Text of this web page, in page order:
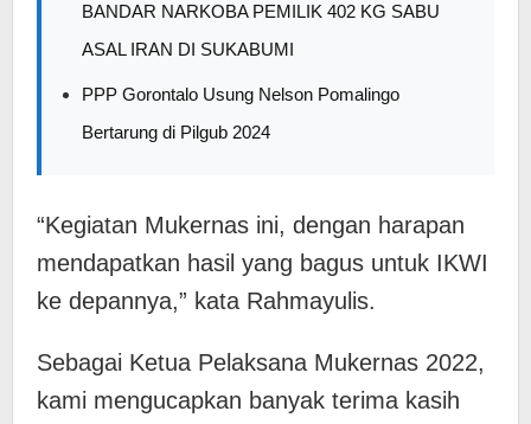
BANDAR NARKOBA PEMILIK 402 KG SABU
ASAL IRAN DI SUKABUMI
PPP Gorontalo Usung Nelson Pomalingo
Bertarung di Pilgub 2024
“Kegiatan Mukernas ini, dengan harapan
mendapatkan hasil yang bagus untuk IKWI
ke depannya,” kata Rahmayulis.
Sebagai Ketua Pelaksana Mukernas 2022,
kami mengucapkan banyak terima kasih